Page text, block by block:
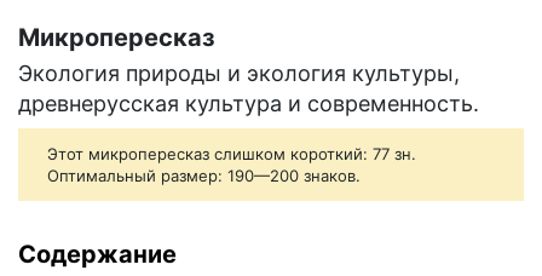
Микропересказ
Экология природы и экология культуры,
древнерусская культура и современность.
Этот микропересказ слишком короткий: 77 зн.
Оптимальный размер: 190—200 знаков.
Содержание